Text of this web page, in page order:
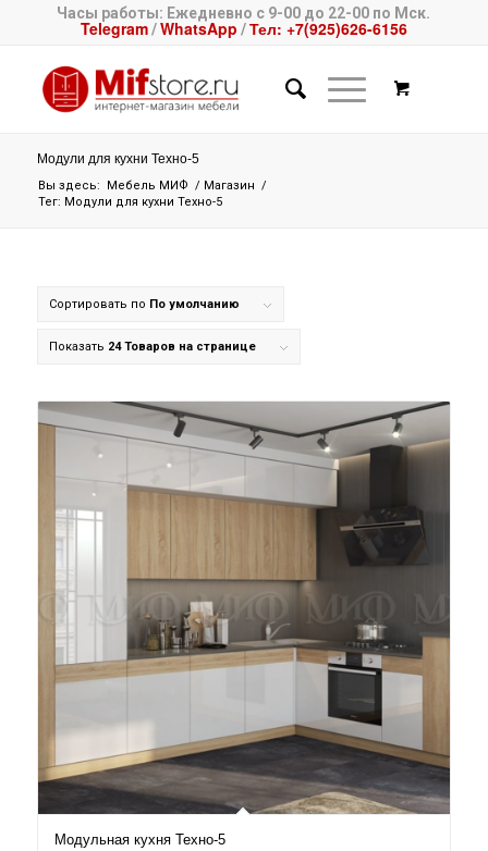
Часы работы: Ежедневно с 9-00 до 22-00 по Мск.
Telegram/WhatsApp /Тел: +7(925)626-6156
Модули для кухни Техно-5
Вы здесь: Мебель МИФ / Магазин /
Тег: Модули для кухни Техно-5
Сортировать по По умолчанию
Показать 24 Товаров на странице
Модульная кухня Техно-5